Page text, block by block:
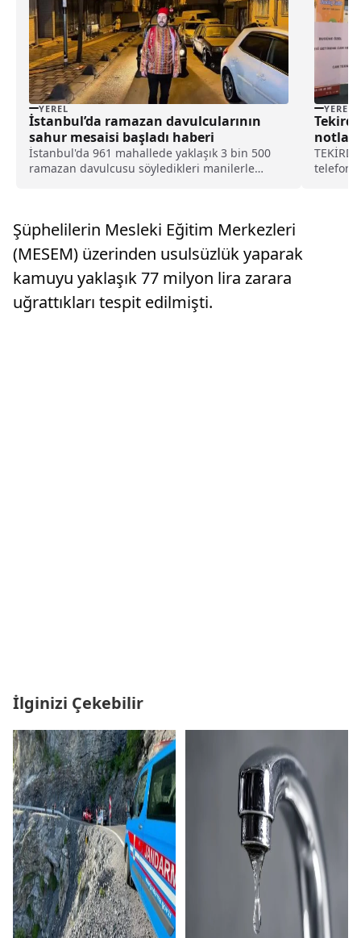
YEREL
İstanbul’da ramazan davulcularının
sahur mesaisi başladı haberi
İstanbul'da 961 mahallede yaklaşık 3 bin 500
ramazan davulcusu söyledikleri manilerle
aralarında ...
YEREL
telefonu
Şüphelilerin Mesleki Eğitim Merkezleri
(MESEM) üzerinden usulsüzlük yaparak
kamuyu yaklaşık 77 milyon lira zarara
uğrattıkları tespit edilmişti.
İlginizi Çekebilir